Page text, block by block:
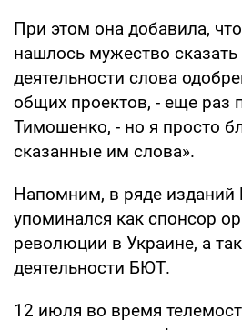
При этом она добавила,
нашлось мужество
деятельности слова
общих проектов, - еще раз
Тимошенко, - но я просто
сказанные им слова».
Напомним, в ряде изданий
упоминался как спонсор
революции в Украине, а
деятельности БЮТ.
12 июля во время